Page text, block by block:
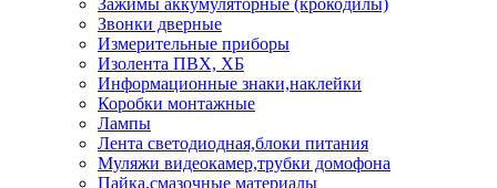
Звонки дверные
Измерительные приборы
Изолента ПВХ, ХБ
Информационные знаки,наклейки
Коробки монтажные
Лампы
Лента светодиодная,блоки питания
Муляжи видеокамер,трубки домофона
Пайка,смазочные материалы